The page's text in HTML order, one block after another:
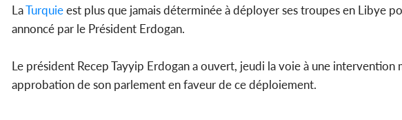
LaTurquieest plus que jamais déterminée à déployer ses troupes en Libye
annoncé par le Président Erdogan.
Le président Recep Tayyip Erdogan a ouvert, jeudi la voie à une
approbation de son parlement en faveur de ce déploiement.